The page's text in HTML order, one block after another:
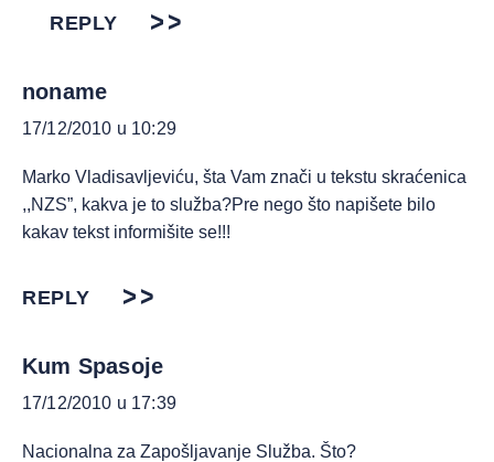
REPLY
noname
17/12/2010 u 10:29
Marko Vladisavljeviću, šta Vam znači u tekstu skraćenica
,,NZS”, kakva je to služba?Pre nego što napišete bilo
kakav tekst informišite se!!!
REPLY
Kum Spasoje
17/12/2010 u 17:39
Nacionalna za Zapošljavanje Služba. Što?